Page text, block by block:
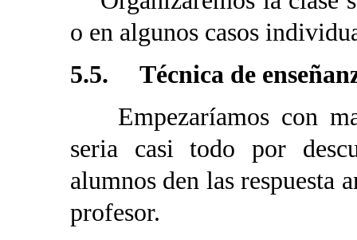
o en algunos casos
5.5. Técnica de
Empezaríamos con
seria casi todo por
alumnos den las respuesta
profesor.